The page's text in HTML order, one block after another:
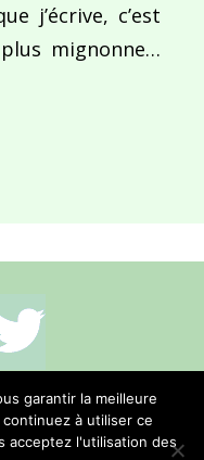
j’écrive, c’est
mignonne…
de cookies-
garantir la meilleure
à utiliser ce
acceptez l'utilisation des